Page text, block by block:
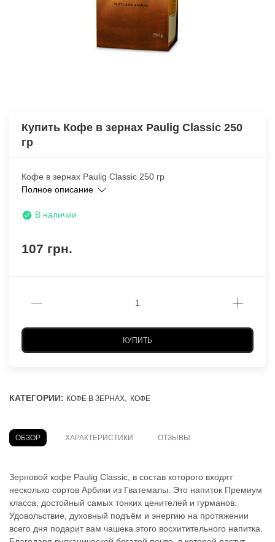
Купить Кофе в зернах Paulig Classic 250
гр
Кофе в зернах Paulig Classic 250 гр
Полное описание
В наличии
107 грн.
КУПИТЬ
КАТЕГОРИИ: КОФЕ В ЗЕРНАХ, КОФЕ
ОБЗОР ХАРАКТЕРИСТИКИ ОТЗЫВЫ
Зерновой кофе Paulig Classic, в состав которого входят
несколько сортов Арбики из Гватемалы. Это напиток Премиум
класса, достойный самых тонких ценителей и гурманов.
Удовольствие, духовный подъём и энергию на протяжении
всего дня подарит вам чашека этого восхитительного напитка.